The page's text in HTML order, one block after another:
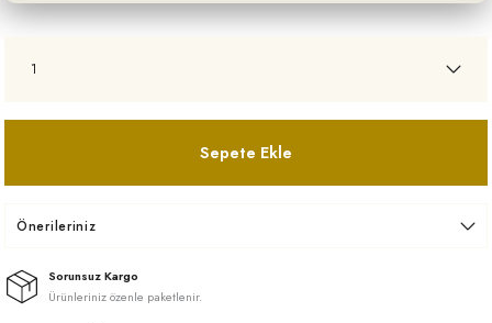
Sepete Ekle
Önerileriniz
Sorunsuz Kargo
Ürünleriniz özenle paketlenir.